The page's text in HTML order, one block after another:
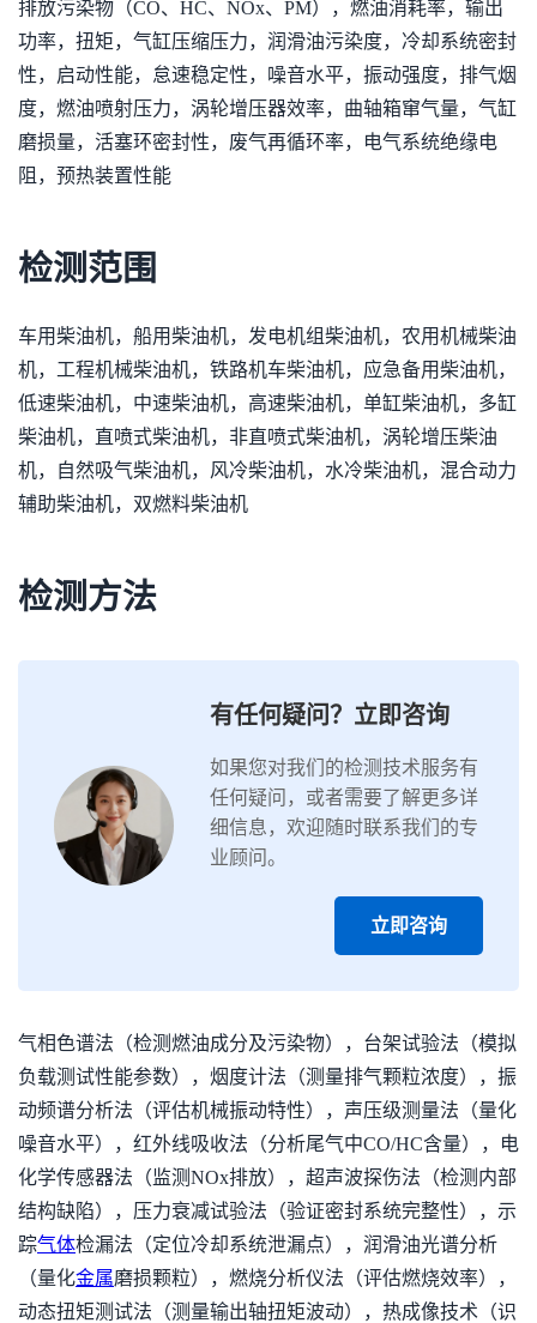
排放污染物（CO、HC、NOx、PM），燃油消耗率，输出
功率，扭矩，气缸压缩压力，润滑油污染度，冷却系统密封
性，启动性能，怠速稳定性，噪音水平，振动强度，排气烟
度，燃油喷射压力，涡轮增压器效率，曲轴箱窜气量，气缸
磨损量，活塞环密封性，废气再循环率，电气系统绝缘电
阻，预热装置性能
检测范围
车用柴油机，船用柴油机，发电机组柴油机，农用机械柴油
机，工程机械柴油机，铁路机车柴油机，应急备用柴油机，
低速柴油机，中速柴油机，高速柴油机，单缸柴油机，多缸
柴油机，直喷式柴油机，非直喷式柴油机，涡轮增压柴油
机，自然吸气柴油机，风冷柴油机，水冷柴油机，混合动力
辅助柴油机，双燃料柴油机
检测方法
有任何疑问？立即咨询
如果您对我们的检测技术服务有
任何疑问，或者需要了解更多详
细信息，欢迎随时联系我们的专
业顾问。
立即咨询
气相色谱法（检测燃油成分及污染物），台架试验法（模拟
负载测试性能参数），烟度计法（测量排气颗粒浓度），振
动频谱分析法（评估机械振动特性），声压级测量法（量化
噪音水平），红外线吸收法（分析尾气中CO/HC含量），电
化学传感器法（监测NOx排放），超声波探伤法（检测内部
结构缺陷），压力衰减试验法（验证密封系统完整性），示
踪气体检漏法（定位冷却系统泄漏点），润滑油光谱分析
（量化金属磨损颗粒），燃烧分析仪法（评估燃烧效率），
动态扭矩测试法（测量输出轴扭矩波动），热成像技术（识